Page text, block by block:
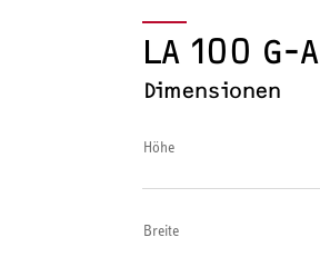
LA 100 G-A
Dimensionen
Höhe
Breite